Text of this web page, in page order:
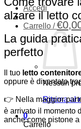
Accedi
Carrello /€
Nessun
Ritorna al
0
Carrello
alzare il letto
La guida
perfetto
Il tuo letto
oppure è diventato
👉 Nella maggior
è arrivato il momento
anche come pistone